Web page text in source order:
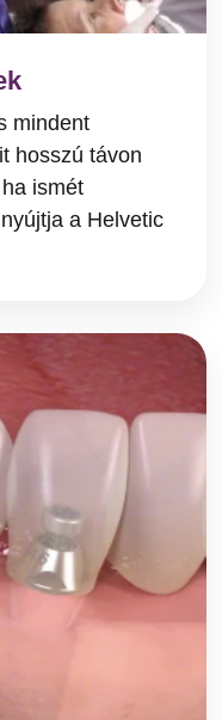
mindent
hosszú távon
ismét
a Helvetic